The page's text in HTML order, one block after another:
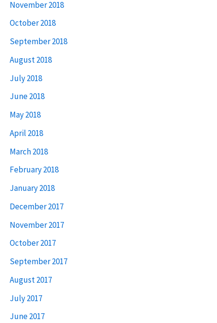
November 2018
October 2018
September 2018
August 2018
July 2018
June 2018
May 2018
April 2018
March 2018
February 2018
January 2018
December 2017
November 2017
October 2017
September 2017
August 2017
July 2017
June 2017